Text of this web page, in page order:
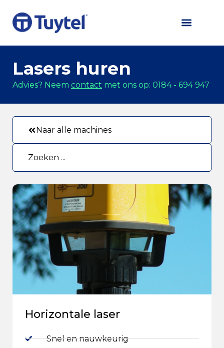
Lasers huren
Advies? Neem contact met ons op: 0184 - 694 947
Naar alle machines
Horizontale laser
Snel en nauwkeurig